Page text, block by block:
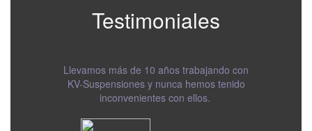
Testimoniales
Llevamos más de 10 años trabajando con
KV-Suspensiones y nunca hemos tenido
inconvenientes con ellos.